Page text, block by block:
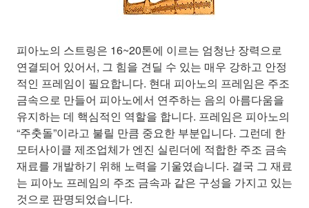
피아노의 스트링은 16~20톤에 이르는 엄청난 장력으로
연결되어 있어서, 그 힘을 견딜 수 있는 매우 강하고 안정
적인 프레임이 필요합니다. 현대 피아노의 프레임은 주조
금속으로 만들어 피아노에서 연주하는 음의 아름다움을
유지하는 데 핵심적인 역할을 합니다. 프레임은 피아노의
“주춧돌”이라고 불릴 만큼 중요한 부분입니다. 그런데 한
모터사이클 제조업체가 엔진 실린더에 적합한 주조 금속
재료를 개발하기 위해 노력을 기울였습니다. 결국 그 재료
는 피아노 프레임의 주조 금속과 같은 구성을 가지고 있는
것으로 판명되었습니다.